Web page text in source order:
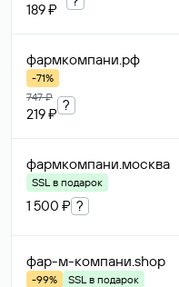
189 ₽
фармкомпани.рф
-71%
747 ₽
219 ₽
?
фармкомпани.москва
SSL в подарок
1 500 ₽ ?
фар-м-компани.shop
-99%
SSL в подарок